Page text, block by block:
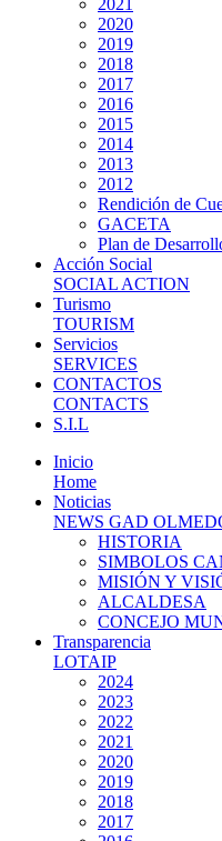
2020
2019
2018
2017
2016
2015
2014
2013
2012
Rendición de
GACETA
Plan de
Acción Social
SOCIAL ACTION
Turismo
TOURISM
Servicios
SERVICES
CONTACTOS
CONTACTS
S.I.L
Inicio
Home
Noticias
NEWS GAD
HISTORIA
SIMBOLOS
MISIÓN Y
ALCALDESA
CONCEJO
Transparencia
LOTAIP
2024
2023
2022
2021
2020
2019
2018
2017